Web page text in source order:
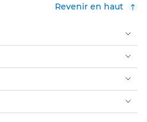
Revenir en haut